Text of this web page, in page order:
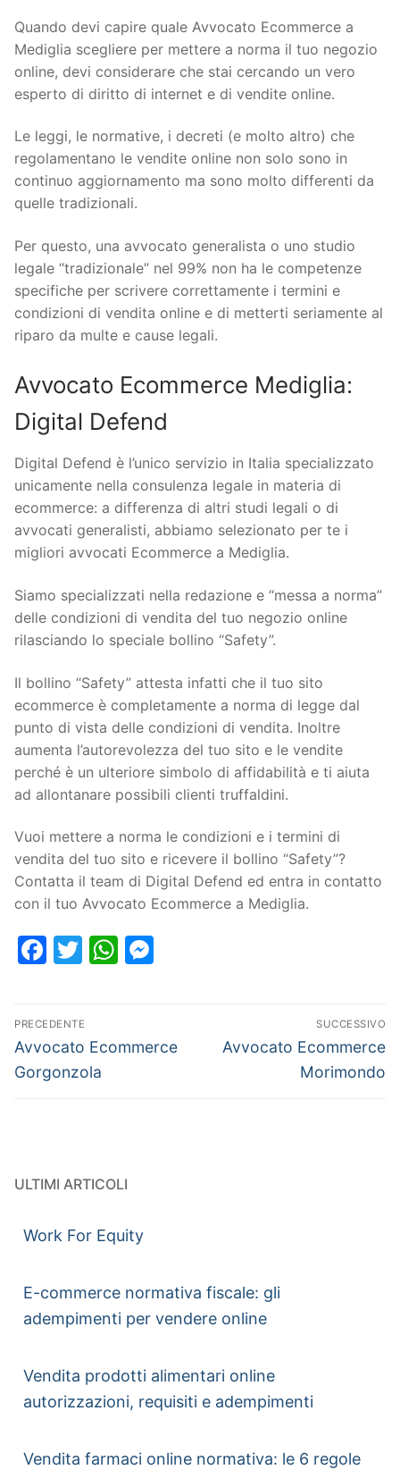
Quando devi capire quale Avvocato Ecommerce a
Mediglia scegliere per mettere a norma il tuo negozio
online, devi considerare che stai cercando un vero
esperto di diritto di internet e di vendite online.
Le leggi, le normative, i decreti (e molto altro) che
regolamentano le vendite online non solo sono in
continuo aggiornamento ma sono molto differenti da
quelle tradizionali.
Per questo, una avvocato generalista o uno studio
legale “tradizionale” nel 99% non ha le competenze
specifiche per scrivere correttamente i termini e
condizioni di vendita online e di metterti seriamente al
riparo da multe e cause legali.
Avvocato Ecommerce Mediglia:
Digital Defend
Digital Defend è l’unico servizio in Italia specializzato
unicamente nella consulenza legale in materia di
ecommerce: a differenza di altri studi legali o di
avvocati generalisti, abbiamo selezionato per te i
migliori avvocati Ecommerce a Mediglia.
Siamo specializzati nella redazione e “messa a norma”
delle condizioni di vendita del tuo negozio online
rilasciando lo speciale bollino “Safety”.
Il bollino “Safety” attesta infatti che il tuo sito
ecommerce è completamente a norma di legge dal
punto di vista delle condizioni di vendita. Inoltre
aumenta l’autorevolezza del tuo sito e le vendite
perché è un ulteriore simbolo di affidabilità e ti aiuta
ad allontanare possibili clienti truffaldini.
Vuoi mettere a norma le condizioni e i termini di
vendita del tuo sito e ricevere il bollino “Safety”?
Contatta il team di Digital Defend ed entra in contatto
con il tuo Avvocato Ecommerce a Mediglia.
Facebook
TwitterWhatsApp
PRECEDENTE
Avvocato Ecommerce
Gorgonzola
SUCCESSIVO
Avvocato Ecommerce
Morimondo
ULTIMI ARTICOLI
Work For Equity
E-commerce normativa fiscale: gli
adempimenti per vendere online
Vendita prodotti alimentari online
autorizzazioni, requisiti e adempimenti
Vendita farmaci online normativa: le 6 regole